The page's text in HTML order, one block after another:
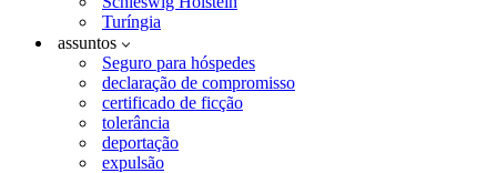
Turíngia
assuntos
Seguro para hóspedes
declaração de compromisso
certificado de ficção
tolerância
deportação
expulsão